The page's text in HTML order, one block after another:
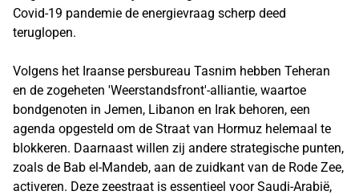
Covid-19 pandemie de energievraag scherp deed
teruglopen.
Volgens het Iraanse persbureau Tasnim hebben Teheran
en de zogeheten 'Weerstandsfront'-alliantie, waartoe
bondgenoten in Jemen, Libanon en Irak behoren, een
agenda opgesteld om de Straat van Hormuz helemaal te
blokkeren. Daarnaast willen zij andere strategische punten,
zoals de Bab el-Mandeb, aan de zuidkant van de Rode Zee,
activeren. Deze zeestraat is essentieel voor Saudi-Arabië,